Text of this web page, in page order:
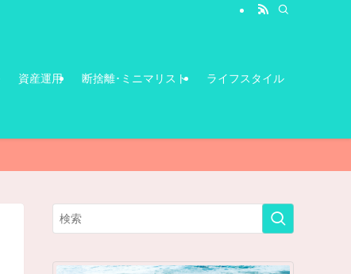
資産運用 断捨離･ミニマリスト ライフスタイル